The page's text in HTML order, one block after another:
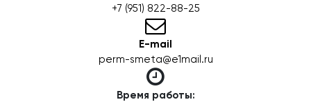
+7 (951) 822-88-25
E-mail
perm-smeta@e1mail.ru
Время работы: